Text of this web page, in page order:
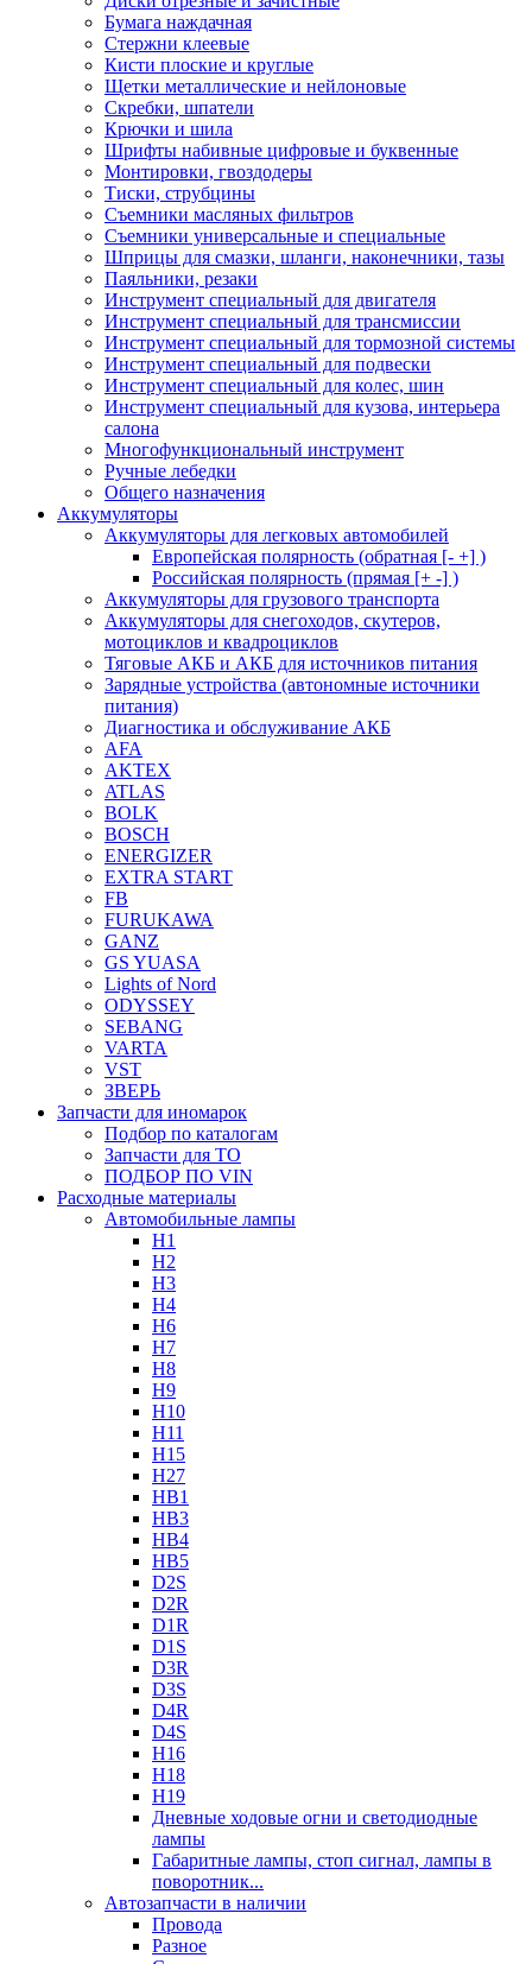
Бумага наждачная
Стержни клеевые
Кисти плоские и круглые
Щетки металлические и нейлоновые
Скребки, шпатели
Крючки и шила
Шрифты набивные цифровые и буквенные
Монтировки, гвоздодеры
Тиски, струбцины
Съемники масляных фильтров
Съемники универсальные и специальные
Шприцы для смазки, шланги, наконечники, тазы
Паяльники, резаки
Инструмент специальный для двигателя
Инструмент специальный для трансмиссии
Инструмент специальный для тормозной системы
Инструмент специальный для подвески
Инструмент специальный для колес, шин
Инструмент специальный для кузова, интерьера
салона
Многофункциональный инструмент
Ручные лебедки
Общего назначения
Аккумуляторы
Аккумуляторы для легковых автомобилей
Европейская полярность (обратная [- +] )
Российская полярность (прямая [+ -] )
Аккумуляторы для грузового транспорта
Аккумуляторы для снегоходов, скутеров,
мотоциклов и квадроциклов
Тяговые АКБ и АКБ для источников питания
Зарядные устройства (автономные источники
питания)
Диагностика и обслуживание АКБ
AFA
AKTEX
ATLAS
BOLK
BOSCH
ENERGIZER
EXTRA START
FB
FURUKAWA
GANZ
GS YUASA
Lights of Nord
ODYSSEY
SEBANG
VARTA
VST
ЗВЕРЬ
Запчасти для иномарок
Подбор по каталогам
Запчасти для ТО
ПОДБОР ПО VIN
Расходные материалы
Автомобильные лампы
H1
H2
H3
H4
H6
H7
H8
H9
H10
H11
H15
H27
HB1
HB3
HB4
HB5
D2S
D2R
D1R
D1S
D3R
D3S
D4R
D4S
H16
H18
H19
Дневные ходовые огни и светодиодные
лампы
Габаритные лампы, стоп сигнал, лампы в
поворотник...
Автозапчасти в наличии
Провода
Разное